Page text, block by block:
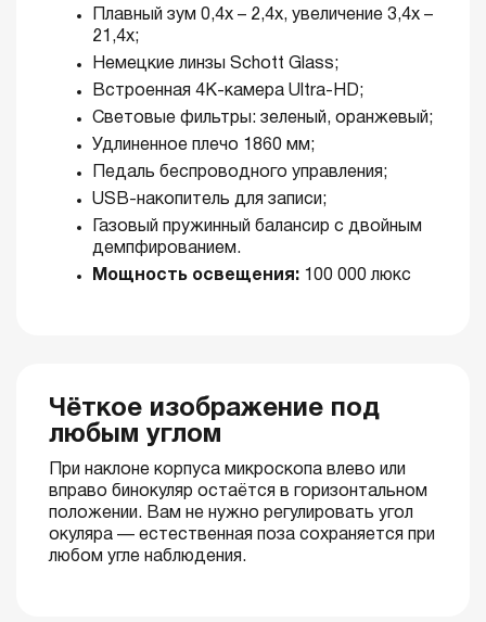
Плавный зум 0,4x – 2,4x, увеличение 3,4x –
21,4x;
Немецкие линзы Schott Glass;
Встроенная 4K-камера Ultra-HD;
Световые фильтры: зеленый, оранжевый;
Удлиненное плечо 1860 мм;
Педаль беспроводного управления;
USB-накопитель для записи;
Газовый пружинный балансир с двойным
демпфированием.
Мощность освещения: 100 000 люкс
Чёткое изображение под
любым углом
При наклоне корпуса микроскопа влево или
вправо бинокуляр остаётся в горизонтальном
положении. Вам не нужно регулировать угол
окуляра — естественная поза сохраняется при
любом угле наблюдения.